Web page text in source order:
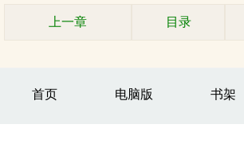
上一章 目录
首页 电脑版 书架